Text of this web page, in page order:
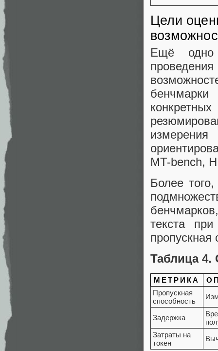
Цели
Ещё одно
MT-bench,
Более
текста
пропускная
Таблица 4.
МЕТРИКА
Пропускная
способность
Задержка
Затраты на
токен